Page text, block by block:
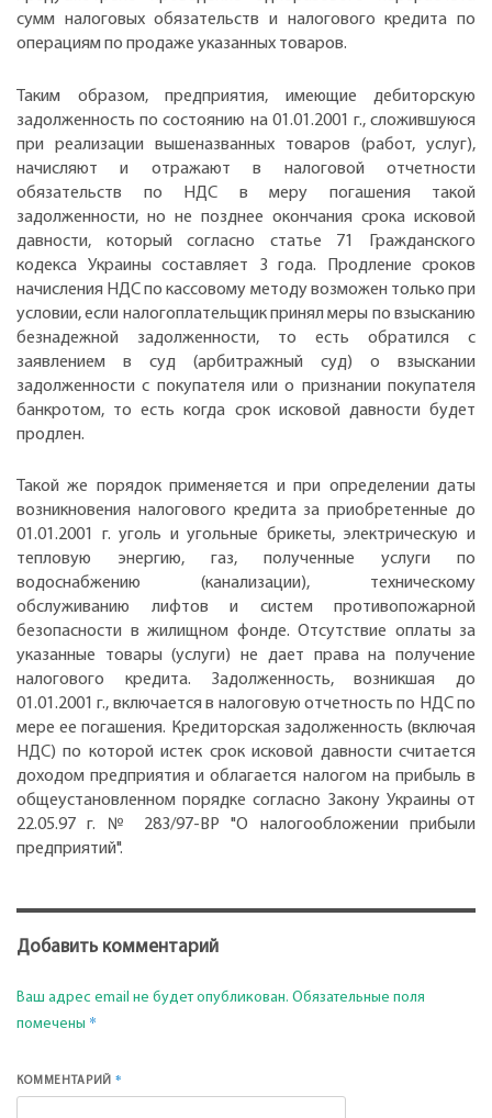
сумм налоговых обязательств и налогового кредита по
операциям по продаже указанных товаров.
Таким образом, предприятия, имеющие дебиторскую
задолженность по состоянию на 01.01.2001 г., сложившуюся
при реализации вышеназванных товаров (работ, услуг),
начисляют и отражают в налоговой отчетности
обязательств по НДС в меру погашения такой
задолженности, но не позднее окончания срока исковой
давности, который согласно статье 71 Гражданского
кодекса Украины составляет 3 года. Продление сроков
начисления НДС по кассовому методу возможен только при
условии, если налогоплательщик принял меры по взысканию
безнадежной задолженности, то есть обратился с
заявлением в суд (арбитражный суд) о взыскании
задолженности с покупателя или о признании покупателя
банкротом, то есть когда срок исковой давности будет
продлен.
Такой же порядок применяется и при определении даты
возникновения налогового кредита за приобретенные до
01.01.2001 г. уголь и угольные брикеты, электрическую и
тепловую энергию, газ, полученные услуги по
водоснабжению (канализации), техническому
обслуживанию лифтов и систем противопожарной
безопасности в жилищном фонде. Отсутствие оплаты за
указанные товары (услуги) не дает права на получение
налогового кредита. Задолженность, возникшая до
01.01.2001 г., включается в налоговую отчетность по НДС по
мере ее погашения. Кредиторская задолженность (включая
НДС) по которой истек срок исковой давности считается
доходом предприятия и облагается налогом на прибыль в
общеустановленном порядке согласно Закону Украины от
22.05.97 г. № 283/97-ВР "О налогообложении прибыли
предприятий".
Добавить комментарий
Ваш адрес email не будет опубликован. Обязательные поля
помечены *
КОММЕНТАРИЙ*